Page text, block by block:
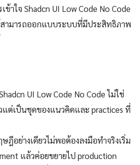
ข้าใจ Shadcn UI Low Code No Code
ามารถออกแบบระบบที่มีประสิทธิภาพ
UI Low Code No Code ไม่ใช่
แต่เป็นชุดของแนวคิดและ practices ที่
ฎีอย่างเดียวไม่พอต้องลงมือทำจริงเริ่ม
แล้วค่อยขยายไป production